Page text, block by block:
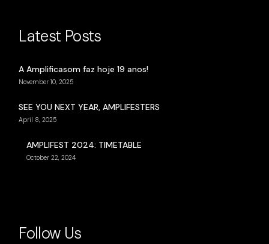
Latest Posts
A Amplificasom faz hoje 19 anos!
November 10, 2025
SEE YOU NEXT YEAR, AMPLIFESTERS
April 8, 2025
AMPLIFEST 2024: TIMETABLE
October 22, 2024
Follow Us